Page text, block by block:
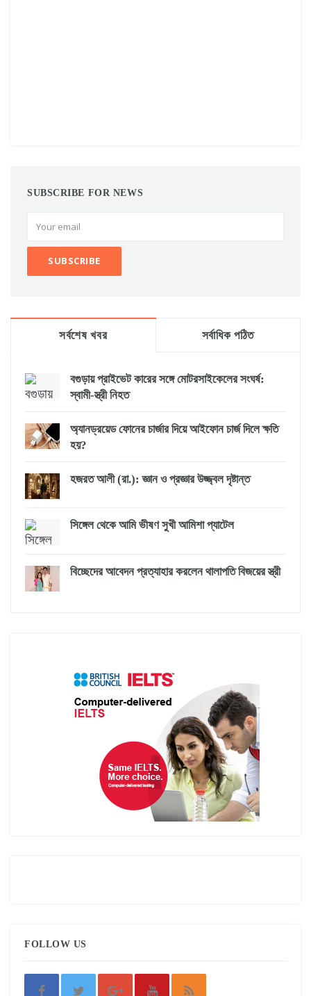
SUBSCRIBE FOR NEWS
সর্বশেষ খবর সর্বাধিক পঠিত
বগুড়ায় প্রাইভেট কারের সঙ্গে মোটরসাইকেলের সংঘর্ষ:
স্বামী-স্ত্রী নিহত
অ্যানড্রয়েড ফোনের চার্জার দিয়ে আইফোন চার্জ দিলে ক্ষতি
হয়?
হজরত আলী (রা.): জ্ঞান ও প্রজ্ঞার উজ্জ্বল দৃষ্টান্ত
সিঙ্গেল থেকে আমি ভীষণ সুখী আমিশা প্যাটেল
বিচ্ছেদের আবেদন প্রত্যাহার করলেন থালাপতি বিজয়ের স্ত্রী
FOLLOW US